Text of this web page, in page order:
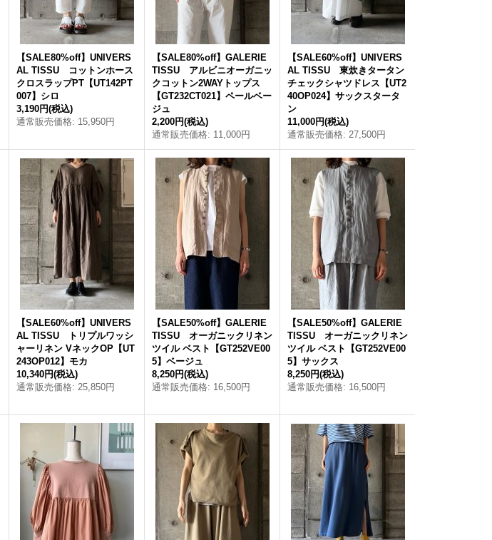
【SALE80%off】UNIVERS
AL TISSU コットンホース
クロスラップPT【UT142PT
007】シロ
3,190円(税込)
通常販売価格: 15,950円
【SALE80%off】GALERIE
TISSU アルビニオーガニッ
クコットン2WAYトップス
【GT232CT021】ペールベー
ジュ
2,200円(税込)
通常販売価格: 11,000円
【SALE60%off】UNIVERS
AL TISSU 東炊きタータン
チェックシャツドレス【UT2
40OP024】サックスタータ
ン
11,000円(税込)
通常販売価格: 27,500円
【SALE60%off】UNIVERS
AL TISSU トリプルワッシ
ャーリネン VネックOP【UT
243OP012】モカ
10,340円(税込)
通常販売価格: 25,850円
【SALE50%off】GALERIE
TISSU オーガニックリネン
ツイル ベスト【GT252VE00
5】ベージュ
8,250円(税込)
通常販売価格: 16,500円
【SALE50%off】GALERIE
TISSU オーガニックリネン
ツイル ベスト【GT252VE00
5】サックス
8,250円(税込)
通常販売価格: 16,500円